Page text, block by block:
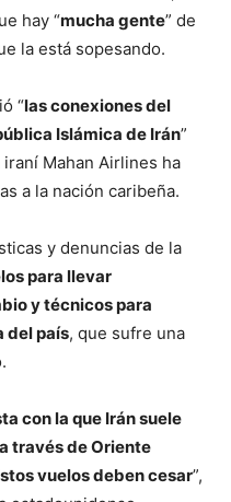
hay “mucha gente” de
la está sopesando.
“las conexiones del
Islámica de Irán”
Mahan Airlines ha
a la nación caribeña.
y denuncias de la
para llevar
y técnicos para
del país, que sufre una
con la que Irán suele
través de Oriente
vuelos deben cesar”,